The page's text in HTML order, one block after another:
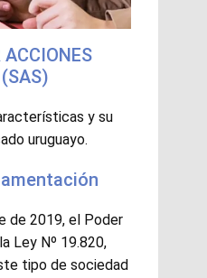
ACCIONES
y su
uruguayo.
de 2019, el Poder
Ley Nº 19.820,
tipo de sociedad